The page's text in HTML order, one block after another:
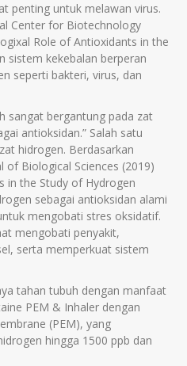
penting untuk melawan virus.
Center for Biotechnology
Role of Antioxidants in the
sistem kekebalan berperan
seperti bakteri, virus, dan
sangat bergantung pada zat
antioksidan.” Salah satu
hidrogen. Berdasarkan
of Biological Sciences (2019)
in the Study of Hydrogen
sebagai antioksidan alami
mengobati stres oksidatif.
mengobati penyakit,
serta memperkuat sistem
tahan tubuh dengan manfaat
PEM & Inhaler dengan
(PEM), yang
hingga 1500 ppb dan